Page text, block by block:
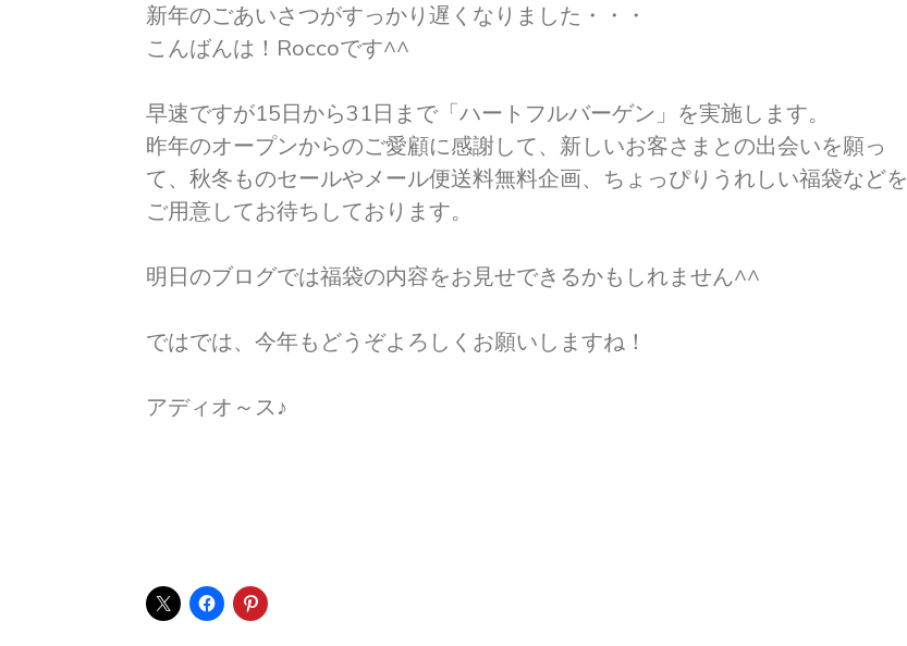
新年のごあいさつがすっかり遅くなりました・・・
こんばんは！Roccoです^^
早速ですが15日から31日まで「ハートフルバーゲン」を実施します。
昨年のオープンからのご愛顧に感謝して、新しいお客さまとの出会いを願っ
て、秋冬ものセールやメール便送料無料企画、ちょっぴりうれしい福袋などを
ご用意してお待ちしております。
明日のブログでは福袋の内容をお見せできるかもしれません^^
ではでは、今年もどうぞよろしくお願いしますね！
アディオ～ス♪